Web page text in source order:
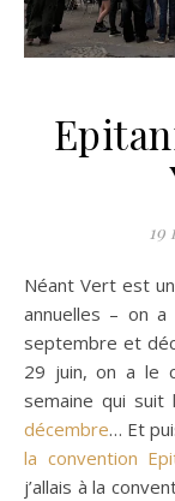
19
Néant Vert est un blog qui a ses traditions, ses habitudes
annuelles – on
septembre et
29 juin, on a le
semaine qui suit
décembre… Et
la convention
j’allais à la